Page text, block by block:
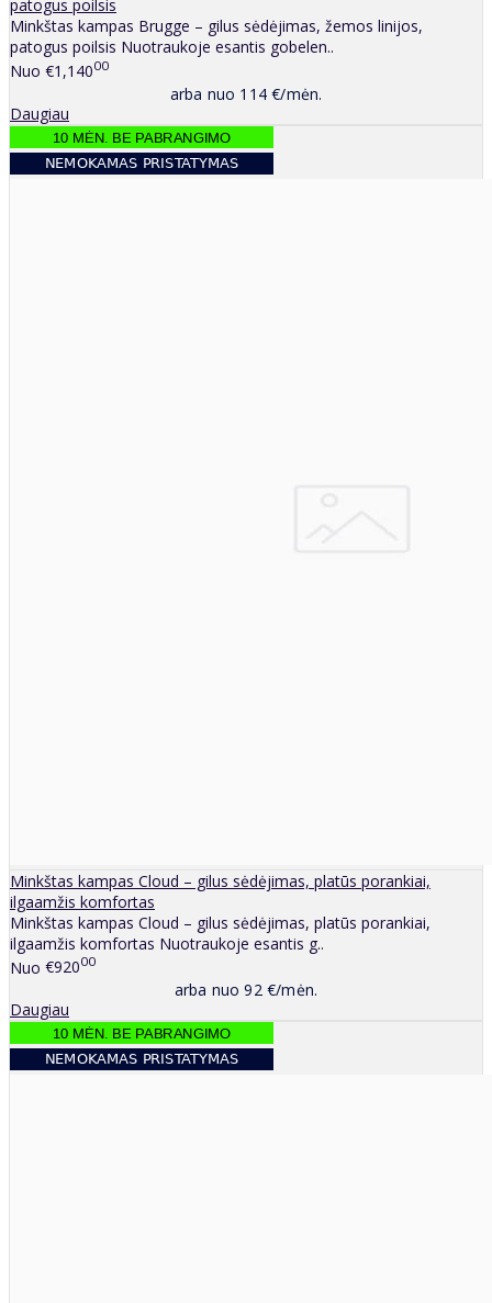
patogus poilsis
Minkštas kampas Brugge – gilus sėdėjimas, žemos linijos,
patogus poilsis Nuotraukoje esantis gobelen..
Nuo €1,14000
arba nuo 114 €/mėn.
Daugiau
Minkštas kampas Cloud – gilus sėdėjimas, platūs porankiai,
ilgaamžis komfortas
Minkštas kampas Cloud – gilus sėdėjimas, platūs porankiai,
ilgaamžis komfortas Nuotraukoje esantis g..
Nuo €92000
arba nuo 92 €/mėn.
Daugiau